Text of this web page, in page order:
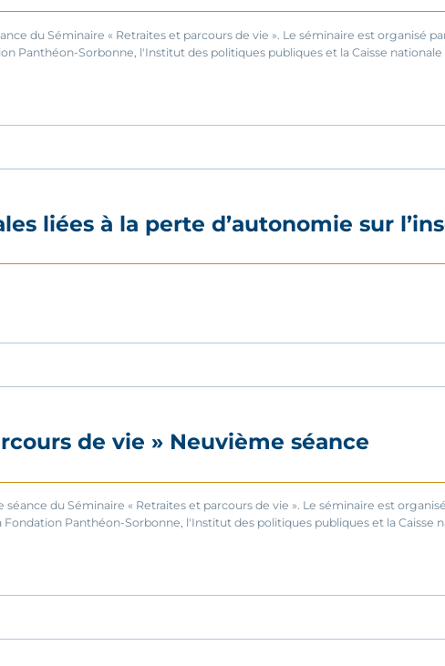
du Séminaire « Retraites et parcours de vie ». Le séminaire est organisé
Panthéon-Sorbonne, l'Institut des politiques publiques et la Caisse nationale
liées à la perte d’autonomie sur
de vie » Neuvième séance
séance du Séminaire « Retraites et parcours de vie ». Le séminaire est
Fondation Panthéon-Sorbonne, l'Institut des politiques publiques et la Caisse